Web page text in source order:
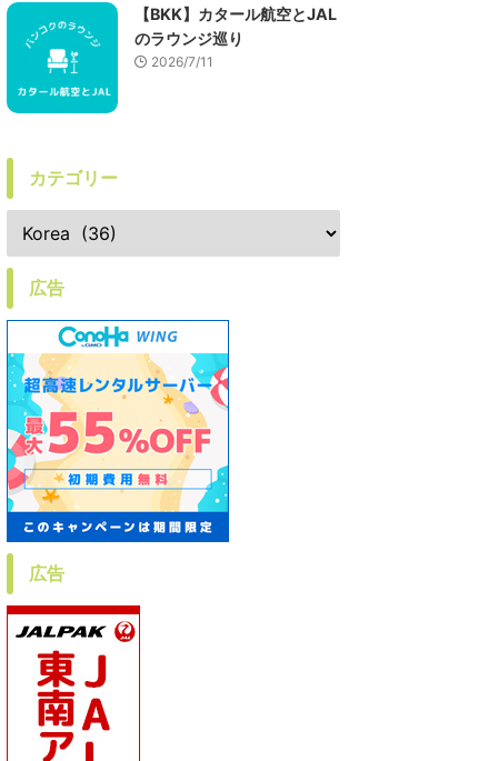
【BKK】カタール航空とJAL
のラウンジ巡り
2026/7/11
カテゴリー
広告
広告